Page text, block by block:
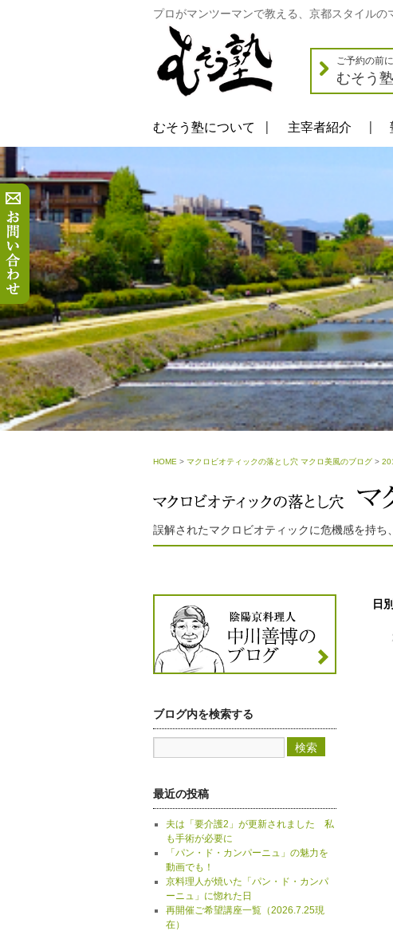
プロがマンツーマンで教える、京都スタイルの
ご予約の前
むそう
むそう塾について 主宰者紹介
HOME > マクロビオティックの落とし穴 マクロ美風のブログ >
誤解されたマクロビオティックに危機感を持ち
日
ブログ内を検索する
最近の投稿
夫は「要介護2」が更新されました 私
も手術が必要に
「パン・ド・カンパーニュ」の魅力を
動画でも！
京料理人が焼いた「パン・ド・カンパ
ーニュ」に惚れた日
再開催ご希望講座一覧（2026.7.25現
在）